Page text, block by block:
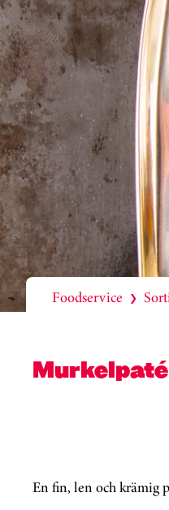
Foodservice ❯
En fin, len och krämig